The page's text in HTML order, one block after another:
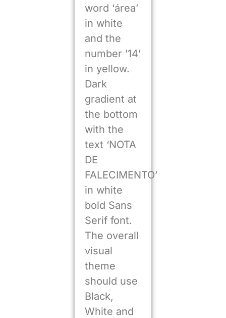
word ‘área’
in white
and the
number ’14’
in yellow.
Dark
gradient at
the bottom
with the
text ‘NOTA
DE
FALECIMENTO’
in white
bold Sans
Serif font.
The overall
visual
theme
should use
Black,
White and